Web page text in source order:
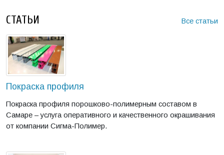
СТАТЬИ Все статьи
Покраска профиля
Покраска профиля порошково-полимерным составом в
Самаре – услуга оперативного и качественного окрашивания
от компании Сигма-Полимер.